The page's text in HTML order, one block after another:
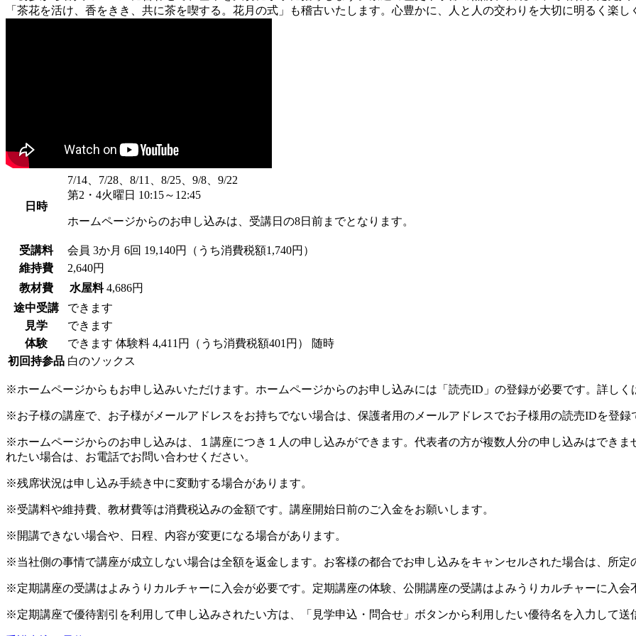
「茶花を活け、香をきき、共に茶を喫する。花月の式」も稽古いたします。心豊かに、人と人の交わりを大切に明るく楽し
日時
7/14、7/28、8/11、8/25、9/8、9/22
第2・4火曜日 10:15～12:45
ホームページからのお申し込みは、受講日の8日前までとなります。
受講料 会員 3か月 6回 19,140円（うち消費税額1,740円）
維持費
2,640円
教材費
水屋料 4,686円
途中受講
できます
見学
できます
体験
できます 体験料 4,411円（うち消費税額401円）
随時
初回持参品 白のソックス
※ホームページからもお申し込みいただけます。ホームページからのお申し込みには「読売ID」の登録が必要です。詳しく
※お子様の講座で、お子様がメールアドレスをお持ちでない場合は、保護者用のメールアドレスでお子様用の読売IDを登録
※ホームページからのお申し込みは、１講座につき１人の申し込みができます。代表者の方が複数人分の申し込みはでき
れたい場合は、お電話でお問い合わせください。
※残席状況は申し込み手続き中に変動する場合があります。
※受講料や維持費、教材費等は消費税込みの金額です。講座開始日前のご入金をお願いします。
※開講できない場合や、日程、内容が変更になる場合があります。
※当社側の事情で講座が成立しない場合は全額を返金します。お客様の都合でお申し込みをキャンセルされた場合は、所定
※定期講座の受講はよみうりカルチャーに入会が必要です。定期講座の体験、公開講座の受講はよみうりカルチャーに入会
※定期講座で優待割引を利用して申し込みされたい方は、「見学申込・問合せ」ボタンから利用したい優待名を入力して送